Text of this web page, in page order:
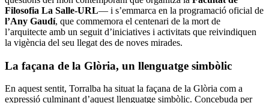
Filosofia La Salle-URL— i s’emmarca en la programació oficial de
l’Any Gaudí, que commemora el centenari de la mort de
l’arquitecte amb un seguit d’iniciatives i activitats que reivindiquen
la vigència del seu llegat des de noves mirades.
La façana de la Glòria, un llenguatge simbòlic
En aquest sentit, Torralba ha situat la façana de la Glòria com a
expressió culminant d’aquest llenguatge simbòlic. Concebuda per